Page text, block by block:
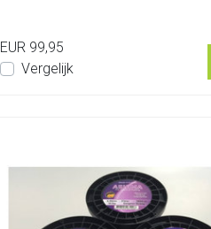
EUR 99,95
Vergelijk